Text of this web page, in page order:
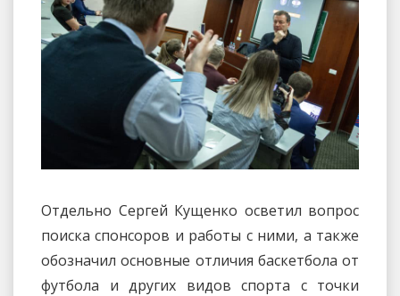
Отдельно Сергей Кущенко осветил вопрос
поиска спонсоров и работы с ними, а также
обозначил основные отличия баскетбола от
футбола и других видов спорта с точки